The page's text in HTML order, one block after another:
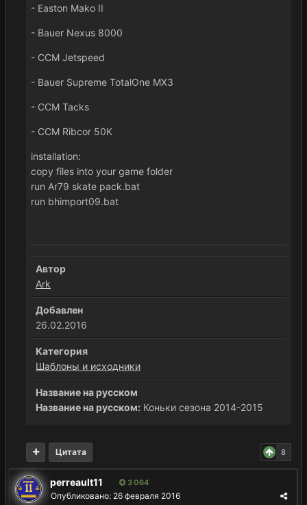
- Easton Mako II
- Bauer Nexus 8000
- CCM Jetspeed
- Bauer Supreme TotalOne MX3
- CCM Tacks
- CCM Ribcor 50K
installation:
copy files into your game folder
run Ar79 skate pack.bat
run bhimport09.bat
Автор
Ark
Добавлен
26.02.2016
Категория
Шаблоны и исходники
Название на русском
Название на русском: Коньки сезона 2014-2015
8
Цитата
perreault11 3 064
Опубликовано: 26 февраля 2016